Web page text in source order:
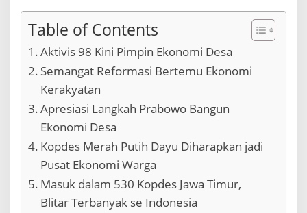
p
e
s
u
K
a
Table of Contents
Aktivis 98 Kini Pimpin Ekonomi Desa
Semangat Reformasi Bertemu Ekonomi
Kerakyatan
Apresiasi Langkah Prabowo Bangun
Ekonomi Desa
Kopdes Merah Putih Dayu Diharapkan jadi
Pusat Ekonomi Warga
Masuk dalam 530 Kopdes Jawa Timur,
Blitar Terbanyak se Indonesia